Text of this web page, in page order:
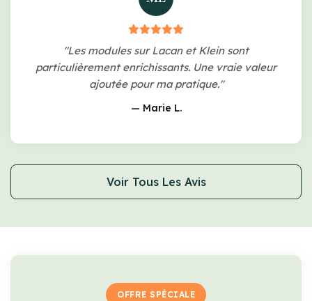
"Les modules sur Lacan et Klein sont
particulièrement enrichissants. Une vraie valeur
ajoutée pour ma pratique."
— Marie L.
Voir Tous Les Avis
OFFRE SPÉCIALE